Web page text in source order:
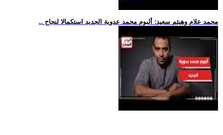
.. محمد علام وهيثم سعيد: ألبوم محمد عدوية الجديد استكمالا لنجاح